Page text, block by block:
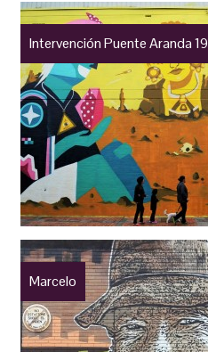
Intervención Puente Aranda 19
Marcelo